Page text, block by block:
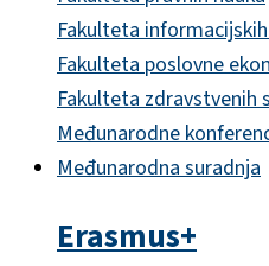
Fakulteta
Fakulteta poslovne
Fakulteta zdravstvenih
Međunarodne
Međunarodna suradnja
Erasmus+